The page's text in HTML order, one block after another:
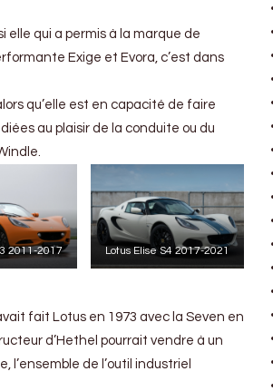
elle qui a permis à la marque de
Exige et Evora, c’est dans
qu’elle est en capacité de faire
au plaisir de la conduite ou du
2011-2017 Lotus Elise S4 2017-2021
fait Lotus en 1973 avec la Seven en
d’Hethel pourrait vendre à un
de l’outil industriel